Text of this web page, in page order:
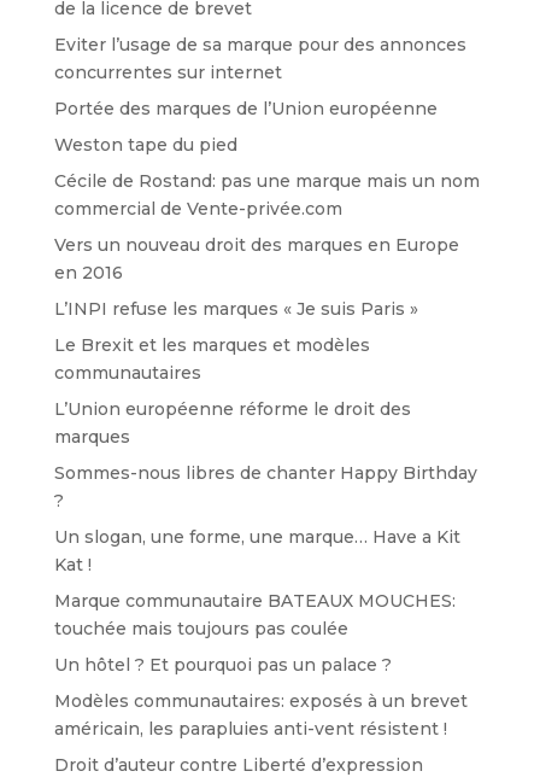
de la licence de brevet
Eviter l’usage de sa marque pour des annonces
concurrentes sur internet
Portée des marques de l’Union européenne
Weston tape du pied
Cécile de Rostand: pas une marque mais un nom
commercial de Vente-privée.com
Vers un nouveau droit des marques en Europe
en 2016
L’INPI refuse les marques « Je suis Paris »
Le Brexit et les marques et modèles
communautaires
L’Union européenne réforme le droit des
marques
Sommes-nous libres de chanter Happy Birthday
?
Un slogan, une forme, une marque… Have a Kit
Kat !
Marque communautaire BATEAUX MOUCHES:
touchée mais toujours pas coulée
Un hôtel ? Et pourquoi pas un palace ?
Modèles communautaires: exposés à un brevet
américain, les parapluies anti-vent résistent !
Droit d’auteur contre Liberté d’expression